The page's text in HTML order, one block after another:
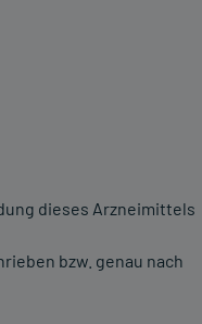
dieses Arzneimittels
bzw. genau nach